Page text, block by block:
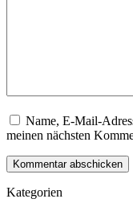
Name, E-Mail-
meinen nächsten
Kategorien